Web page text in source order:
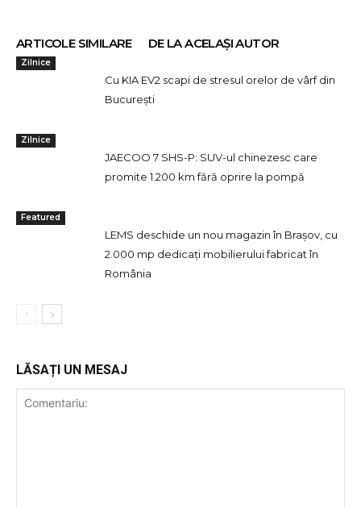
ARTICOLE SIMILARE DE LA ACELAȘI AUTOR
Zilnice
Cu KIA EV2 scapi de stresul orelor de vârf din
București
Zilnice
JAECOO 7 SHS-P: SUV-ul chinezesc care
promite 1.200 km fără oprire la pompă
Featured
LEMS deschide un nou magazin în Brașov, cu
2.000 mp dedicați mobilierului fabricat în
România
LĂSAȚI UN MESAJ